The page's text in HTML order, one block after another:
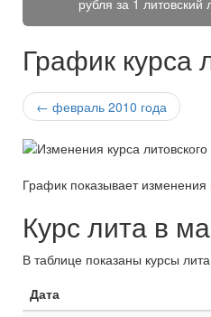
рубля за 1 литовский
График курса
← февраль 2010 года
График показывает изменения
Курс лита в
В таблице показаны курсы
Дата